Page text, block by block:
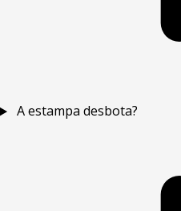
A estampa desbota?